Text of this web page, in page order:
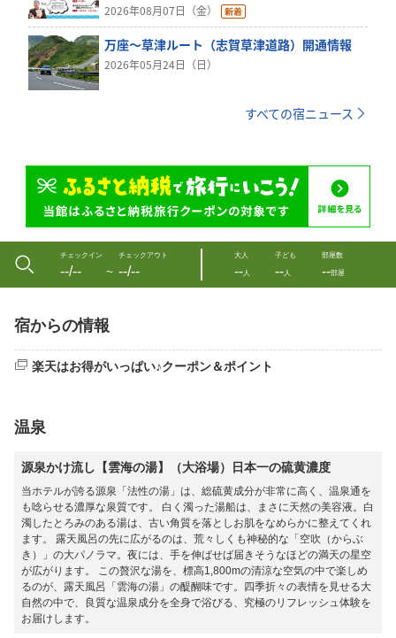
2026年08月07日（金）
万座～草津ルート（志賀草津道路）開通情報
2026年05月24日（日）
すべての宿ニュース
チェックイン
--/-- 〜
チェックアウト
--/--
大人
--人
子ども
--人
部屋数
--部屋
宿からの情報
楽天はお得がいっぱい♪クーポン＆ポイント
温泉
源泉かけ流し【雲海の湯】（大浴場）日本一の硫黄濃度
当ホテルが誇る源泉「法性の湯」は、総硫黄成分が非常に高く、温泉通を
も唸らせる濃厚な泉質です。 白く濁った湯船は、まさに天然の美容液。白
濁したとろみのある湯は、古い角質を落としお肌をなめらかに整えてくれ
ます。 露天風呂の先に広がるのは、荒々しくも神秘的な「空吹（からぶ
き）」の大パノラマ。夜には、手を伸ばせば届きそうなほどの満天の星空
が広がります。 この贅沢な湯を、標高1,800mの清涼な空気の中で楽しめ
るのが、露天風呂「雲海の湯」の醍醐味です。四季折々の表情を見せる大
自然の中で、良質な温泉成分を全身で浴びる、究極のリフレッシュ体験を
お届けします。